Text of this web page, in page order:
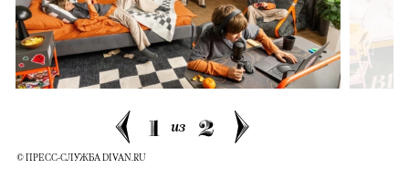
1 из 2
© ПРЕСС-СЛУЖБА DIVAN.RU